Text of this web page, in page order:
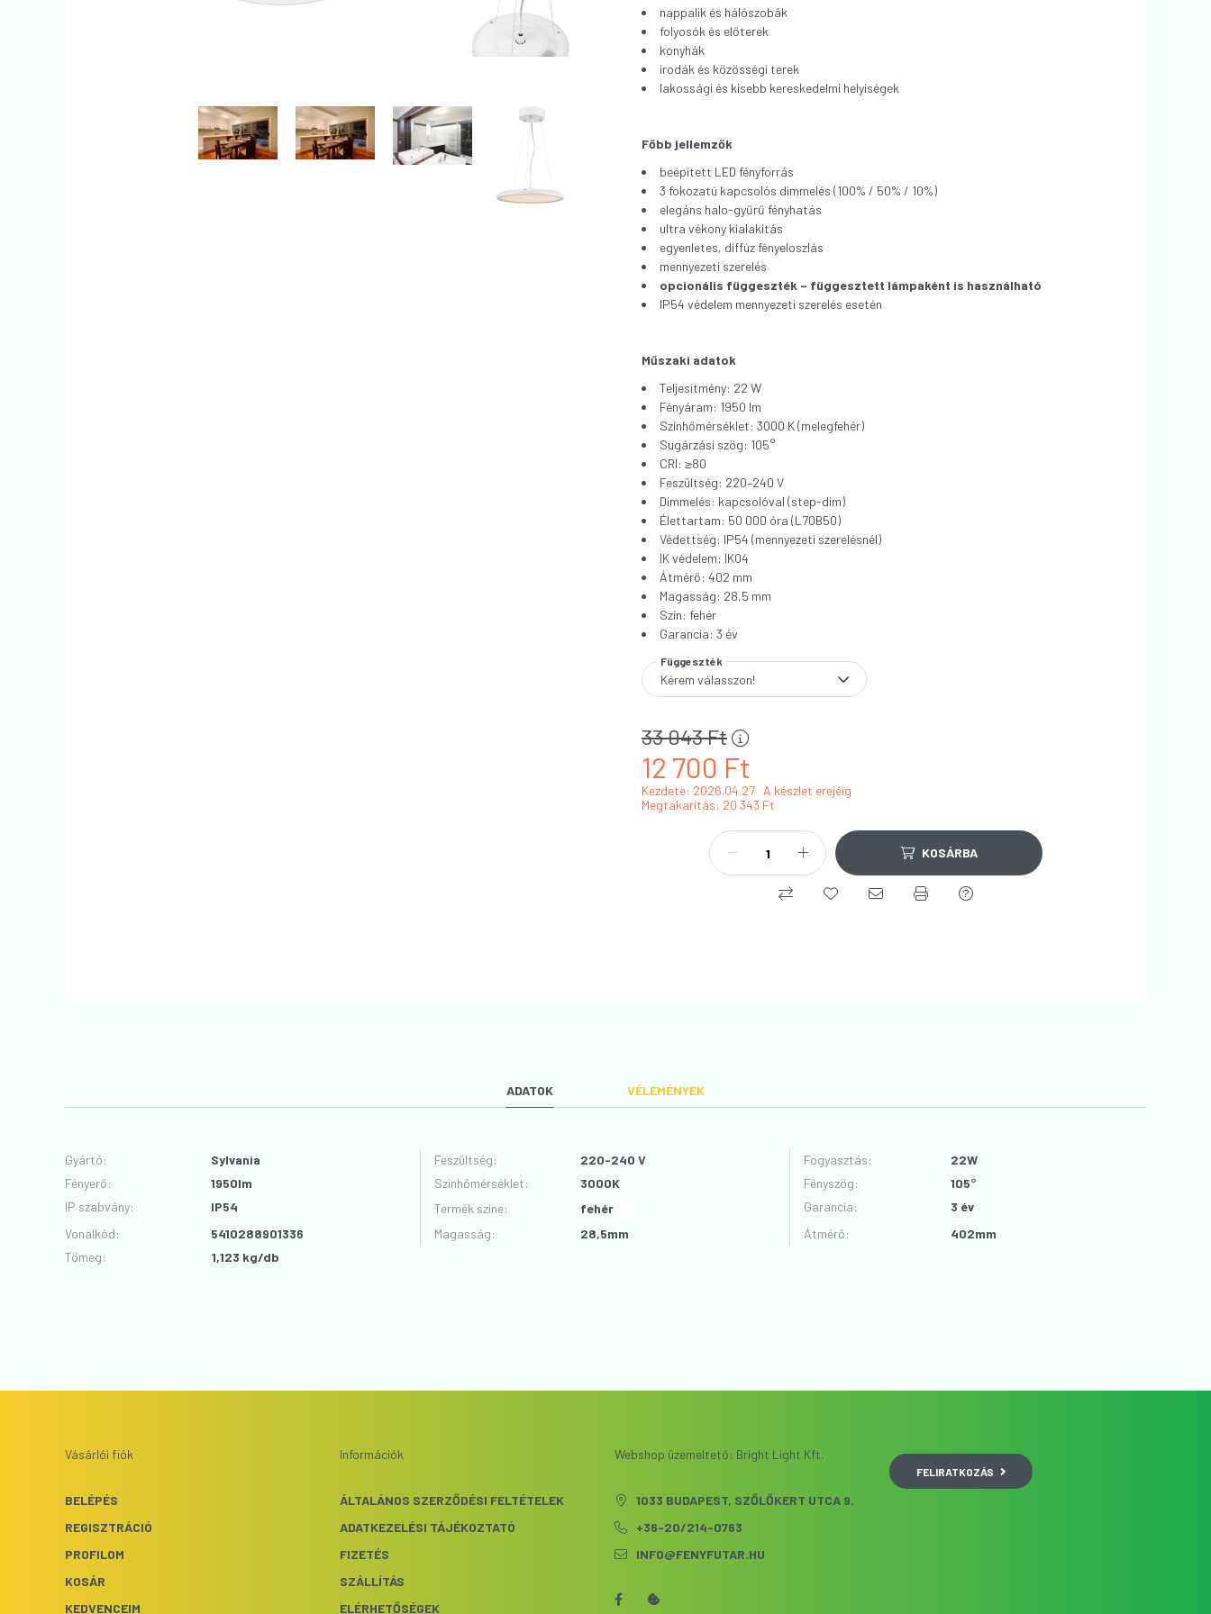
nappalik és hálószobák
folyosók és előterek
konyhák
irodák és közösségi terek
lakossági és kisebb kereskedelmi helyiségek
Főbb jellemzők
beépített LED fényforrás
3 fokozatú kapcsolós dimmelés (100% / 50% / 10%)
elegáns halo-gyűrű fényhatás
ultra vékony kialakítás
egyenletes, diffúz fényeloszlás
mennyezeti szerelés
opcionális függeszték – függesztett lámpaként is használható
IP54 védelem mennyezeti szerelés esetén
Műszaki adatok
Teljesítmény: 22 W
Fényáram: 1950 lm
Színhőmérséklet: 3000 K (melegfehér)
Sugárzási szög: 105°
CRI: ≥80
Feszültség: 220–240 V
Dimmelés: kapcsolóval (step-dim)
Élettartam: 50 000 óra (L70B50)
Védettség: IP54 (mennyezeti szerelésnél)
IK védelem: IK04
Átmérő: 402 mm
Magasság: 28,5 mm
Szín: fehér
Garancia: 3 év
Függeszték
12 700 Ft
33 043Ft
Kezdete: 2026.04.27 A készlet erejéig
Megtakarítás 20 343 Ft
KOSÁRBA
ADATOK VÉLEMÉNYEK
Gyártó: Sylvania Feszültség: 220-240 V Fogyasztás:
22W
Fényerő: 1950lm Színhőmérséklet: 3000K Fényszög:
105°
IP szabvány: IP54 Termék színe: fehér Garancia:
3 év
Vonalkód: 5410288901336 Magasság: 28,5mm Átmérő:
402mm
Tömeg:
1,123 kg/db
Vásárlói fiók
BELÉPÉS
REGISZTRÁCIÓ
PROFILOM
KOSÁR
KEDVENCEIM
Információk
ÁLTALÁNOS SZERZŐDÉSI FELTÉTELEK
ADATKEZELÉSI TÁJÉKOZTATÓ
FIZETÉS
SZÁLLÍTÁS
ELÉRHETŐSÉGEK
Webshop üzemeltető: Bright Light Kft.
1033 BUDAPEST, SZŐLŐKERT UTCA 9.
+36-20/214-0763
INFO@FENYFUTAR.HU
FELIRATKOZÁS